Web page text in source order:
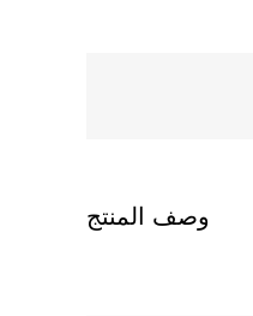
وصف المنتج